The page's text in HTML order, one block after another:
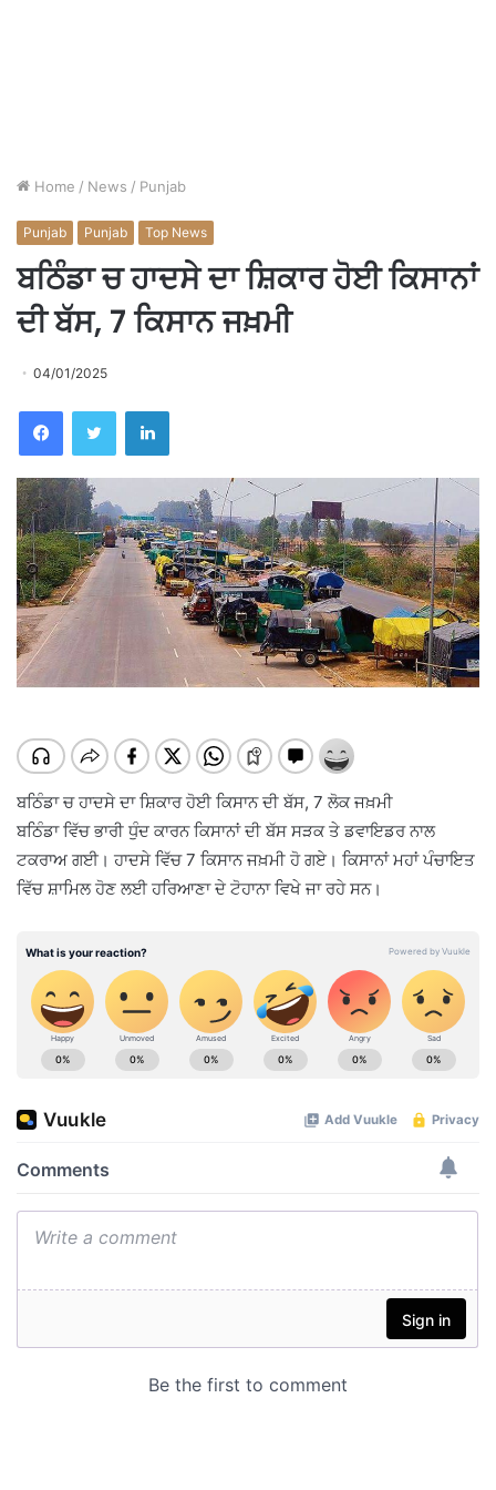
Home / News / Punjab
Punjab Punjab Top News
ਬਠਿੰਡਾ ਚ ਹਾਦਸੇ ਦਾ ਸ਼ਿਕਾਰ ਹੋਈ ਕਿਸਾਨਾਂ
ਦੀ ਬੱਸ, 7 ਕਿਸਾਨ ਜਖ਼ਮੀ
04/01/2025
FacebookTwitter LinkedIn
ਬਠਿੰਡਾ ਚ ਹਾਦਸੇ ਦਾ ਸ਼ਿਕਾਰ ਹੋਈ ਕਿਸਾਨ ਦੀ ਬੱਸ, 7 ਲੋਕ ਜਖ਼ਮੀ
ਬਠਿੰਡਾ ਵਿੱਚ ਭਾਰੀ ਧੁੰਦ ਕਾਰਨ ਕਿਸਾਨਾਂ ਦੀ ਬੱਸ ਸੜਕ ਤੇ ਡਵਾਇਡਰ ਨਾਲ
ਟਕਰਾਅ ਗਈ। ਹਾਦਸੇ ਵਿੱਚ 7 ਕਿਸਾਨ ਜਖ਼ਮੀ ਹੋ ਗਏ। ਕਿਸਾਨਾਂ ਮਹਾਂ ਪੰਚਾਇਤ
ਵਿੱਚ ਸ਼ਾਮਿਲ ਹੋਣ ਲਈ ਹਰਿਆਣਾ ਦੇ ਟੋਹਾਨਾ ਵਿਖੇ ਜਾ ਰਹੇ ਸਨ।